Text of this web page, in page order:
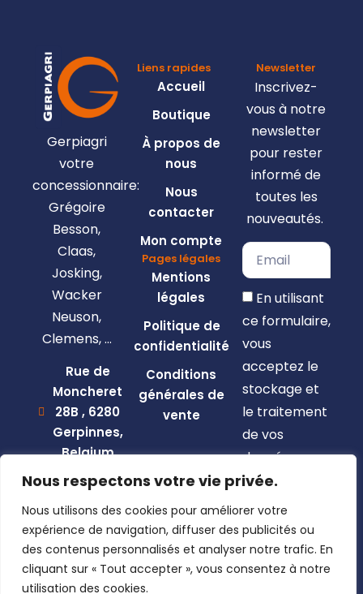
Nous respectons votre vie privée.
Nous utilisons des cookies pour améliorer votre
expérience de navigation, diffuser des publicités ou
des contenus personnalisés et analyser notre trafic. En
cliquant sur « Tout accepter », vous consentez à notre
utilisation des cookies.
Gerpiagri
votre
concessionnaire:
Grégoire
Besson,
Claas,
Josking,
Wacker
Neuson,
Clemens, …
Rue de
Moncheret
28B , 6280
Gerpinnes,
Belgium
+32 492
marcellin@gerpiagri.be
BE
0793.946.582
Liens rapides
Accueil
Boutique
À propos de
nous
Nous
contacter
Mon compte
Pages légales
Mentions
légales
Politique de
confidentialité
Conditions
générales de
vente
Newsletter
Inscrivez-
vous à notre
newsletter
pour rester
informé de
toutes les
nouveautés.
En utilisant
ce formulaire,
vous
acceptez le
stockage et
le traitement
de vos
données par
ce site web.
S'inscrire